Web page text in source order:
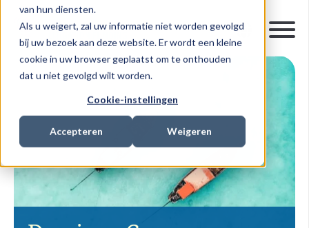
van hun diensten.
Als u weigert, zal uw informatie niet worden gevolgd
bij uw bezoek aan deze website. Er wordt een kleine
cookie in uw browser geplaatst om te onthouden
dat u niet gevolgd wilt worden.
Cookie-instellingen
Accepteren Weigeren